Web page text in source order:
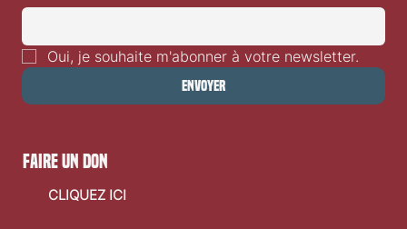
Oui, je souhaite m'abonner à votre newsletter.
Envoyer
faire un don
CLIQUEZ ICI